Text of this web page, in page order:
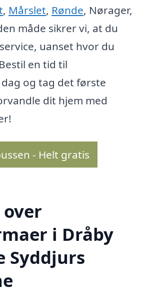
, Mårslet, Rønde, Nørager,
måde sikrer vi, at du
uanset hvor du
en tid til
og tag det første
dit hjem med
- Helt gratis
i Dråby
Syddjurs